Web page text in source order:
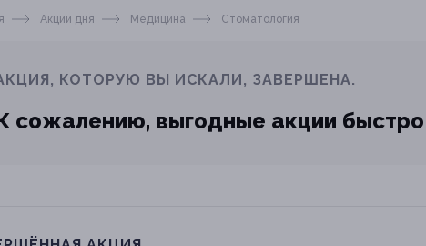
Акции дня Медицина Стоматология
КОТОРУЮ ВЫ ИСКАЛИ, ЗАВЕРШЕНА.
сожалению, выгодные акции быстро